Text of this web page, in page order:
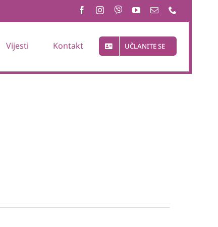
Vijesti Kontakt UČLANITE SE